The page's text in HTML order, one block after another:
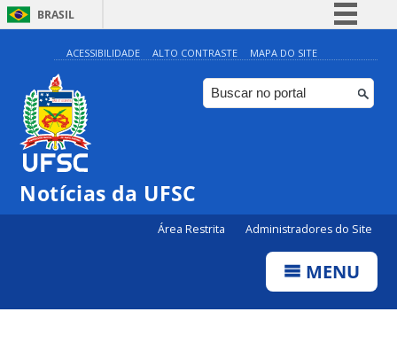
BRASIL
Simplifique!
Comunica BR
Participe
ACESSIBILIDADE ALTO CONTRASTE MAPA DO SITE
Notícias da UFSC
Área Restrita Administradores do Site
MENU